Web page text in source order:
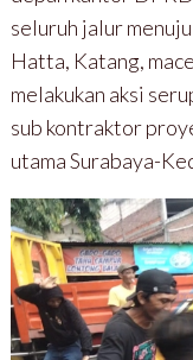
seluruh jalur
Hatta, Katang,
melakukan aksi
sub kontraktor
utama Surabaya-